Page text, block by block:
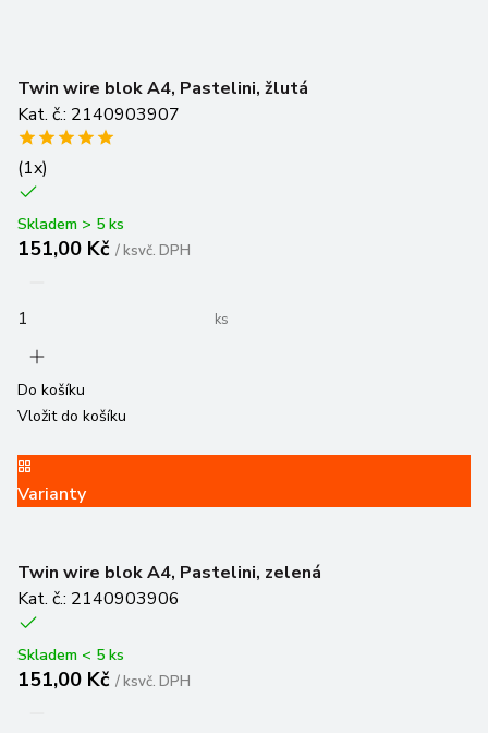
Twin wire blok A4, Pastelini, žlutá
Kat. č.: 2140903907
(1x)
Skladem > 5 ks
151,00 Kč /ksvč. DPH
ks
Do košíku
Vložit do košíku
Varianty
Twin wire blok A4, Pastelini, zelená
Kat. č.: 2140903906
Skladem < 5 ks
151,00 Kč /ksvč. DPH